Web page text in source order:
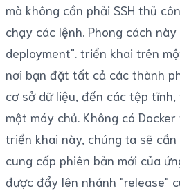
mà không cần phải SSH thủ
chạy các lệnh. Phong cách
deployment". triển khai trên
nơi bạn đặt tất cả các thành
cơ sở dữ liệu, đến các tệp
một máy chủ. Không có
triển khai này, chúng ta sẽ
cung cấp phiên bản mới của
được đẩy lên nhánh "release"